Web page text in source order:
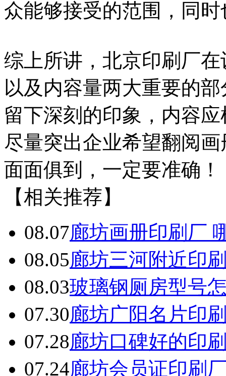
众能够接受的范围，同
综上所讲，北京印刷厂
以及内容量两大重要的
留下深刻的印象，内容
尽量突出企业希望翻阅
面面俱到，一定要准确！
【相关推荐】
08.07廊坊画册印刷厂
08.05廊坊三河附近印
08.03玻璃钢厕房型号
07.30廊坊广阳名片印
07.28廊坊口碑好的印
07.24廊坊会员证印刷